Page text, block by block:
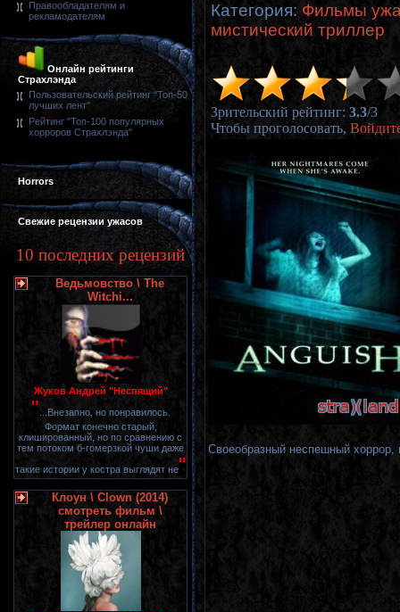
Правообладателям и
рекламодателям
Онлайн рейтинги
Страхлэнда
Пользовательский рейтинг "Топ-50
лучших лент"
Рейтинг "Топ-100 популярных
хорроров Страхлэнда"
Horrors
Свежие рецензии ужасов
10 последних рецензий
Ведьмовство \ The
Witchi...
Жуков Андрей "Неспящий"
" ...Внезапно, но понравилось.
Формат конечно старый,
клишированный, но по сравнению с
тем потоком б-гомерзкой чуши даже
такие истории у костра выглядят не"
Клоун \ Clown (2014)
смотреть фильм \
трейлер онлайн
Категория: Фильмы
мистический триллер
Зрительский рейтинг: 3.3/3
Чтобы проголосовать,
Своеобразный неспешный хоррор,